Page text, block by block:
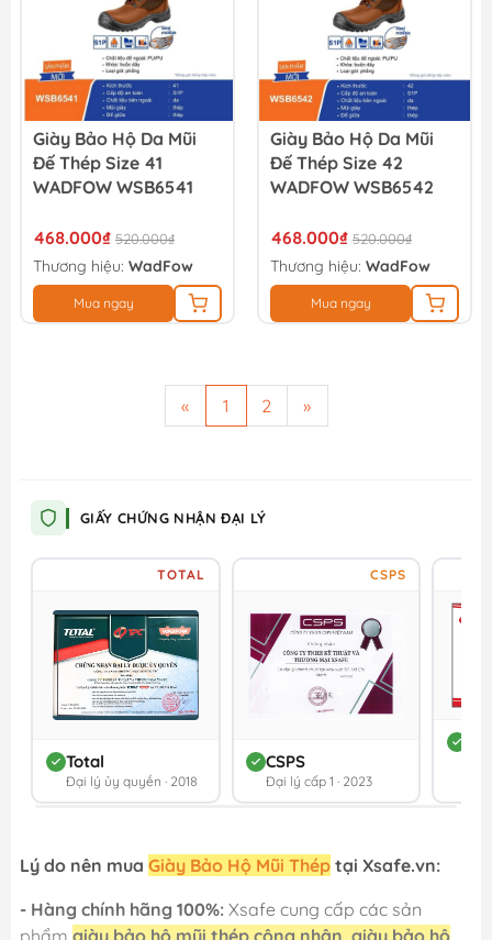
Giày Bảo Hộ Da Mũi
Đế Thép Size 41
WADFOW WSB6541
468.000₫ 520.000₫
Thương hiệu: WadFow
Mua ngay
Giày Bảo Hộ Da Mũi
Đế Thép Size 42
WADFOW WSB6542
468.000₫ 520.000₫
Thương hiệu: WadFow
Mua ngay
« 1 2 »
GIẤY CHỨNG NHẬN ĐẠI LÝ
TOTAL
Total
Đại lý ủy quyền · 2018
CSPS
CSPS
Đại lý cấp 1 · 2023
Lý do nên mua Giày Bảo Hộ Mũi Thép tại Xsafe.vn:
- Hàng chính hãng 100%: Xsafe cung cấp các sản
phẩm giày bảo hộ mũi thép công nhân, giày bảo hộ